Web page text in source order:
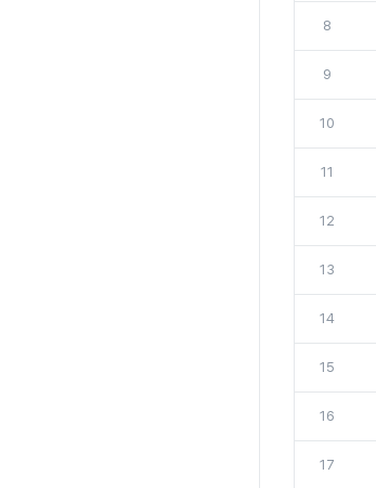
8
9
10
11
12
13
14
15
16
17